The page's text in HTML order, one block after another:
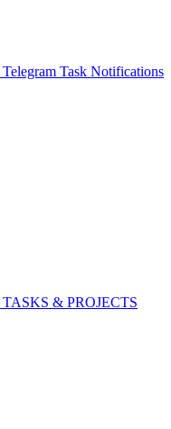
Telegram Task Notifications
TASKS & PROJECTS